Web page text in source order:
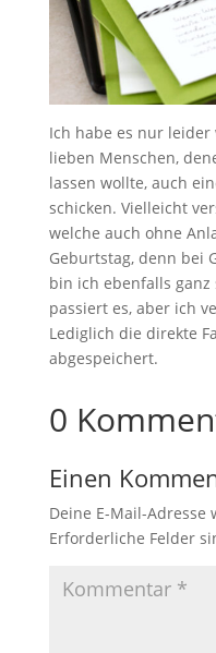
Ich habe es nur
lieben Menschen,
lassen wollte, auch
schicken. Vielleicht
welche auch ohne
Geburtstag, denn bei
bin ich ebenfalls
passiert es, aber ich
Lediglich die direkte
abgespeichert.
0
Einen
Deine E-Mail-
Erforderliche Felder